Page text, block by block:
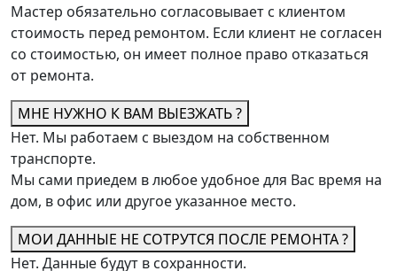
Мастер обязательно согласовывает с клиентом
стоимость перед ремонтом. Если клиент не согласен
со стоимостью, он имеет полное право отказаться
от ремонта.
МНЕ НУЖНО К ВАМ ВЫЕЗЖАТЬ ?
Нет. Мы работаем с выездом на собственном
транспорте.
Мы сами приедем в любое удобное для Вас время на
дом, в офис или другое указанное место.
МОИ ДАННЫЕ НЕ СОТРУТСЯ ПОСЛЕ РЕМОНТА ?
Нет. Данные будут в сохранности.